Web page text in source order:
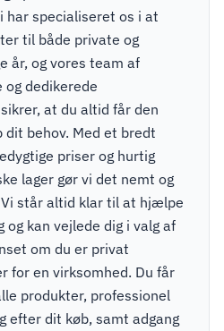
har specialiseret os i at
til både private og
år, og vores team af
dedikerede
at du altid får den
behov. Med et bredt
priser og hurtig
lager gør vi det nemt og
står altid klar til at hjælpe
og kan vejlede dig i valg af
om du er privat
for en virksomhed. Du får
produkter, professionel
efter dit køb, samt adgang